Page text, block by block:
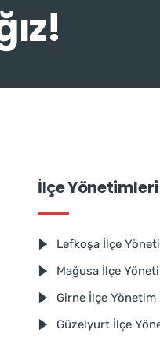
İlçe Yönetimleri
Lefkoşa İlçe
Mağusa İlçe
Girne İlçe Yönetim
Güzelyurt İlçe